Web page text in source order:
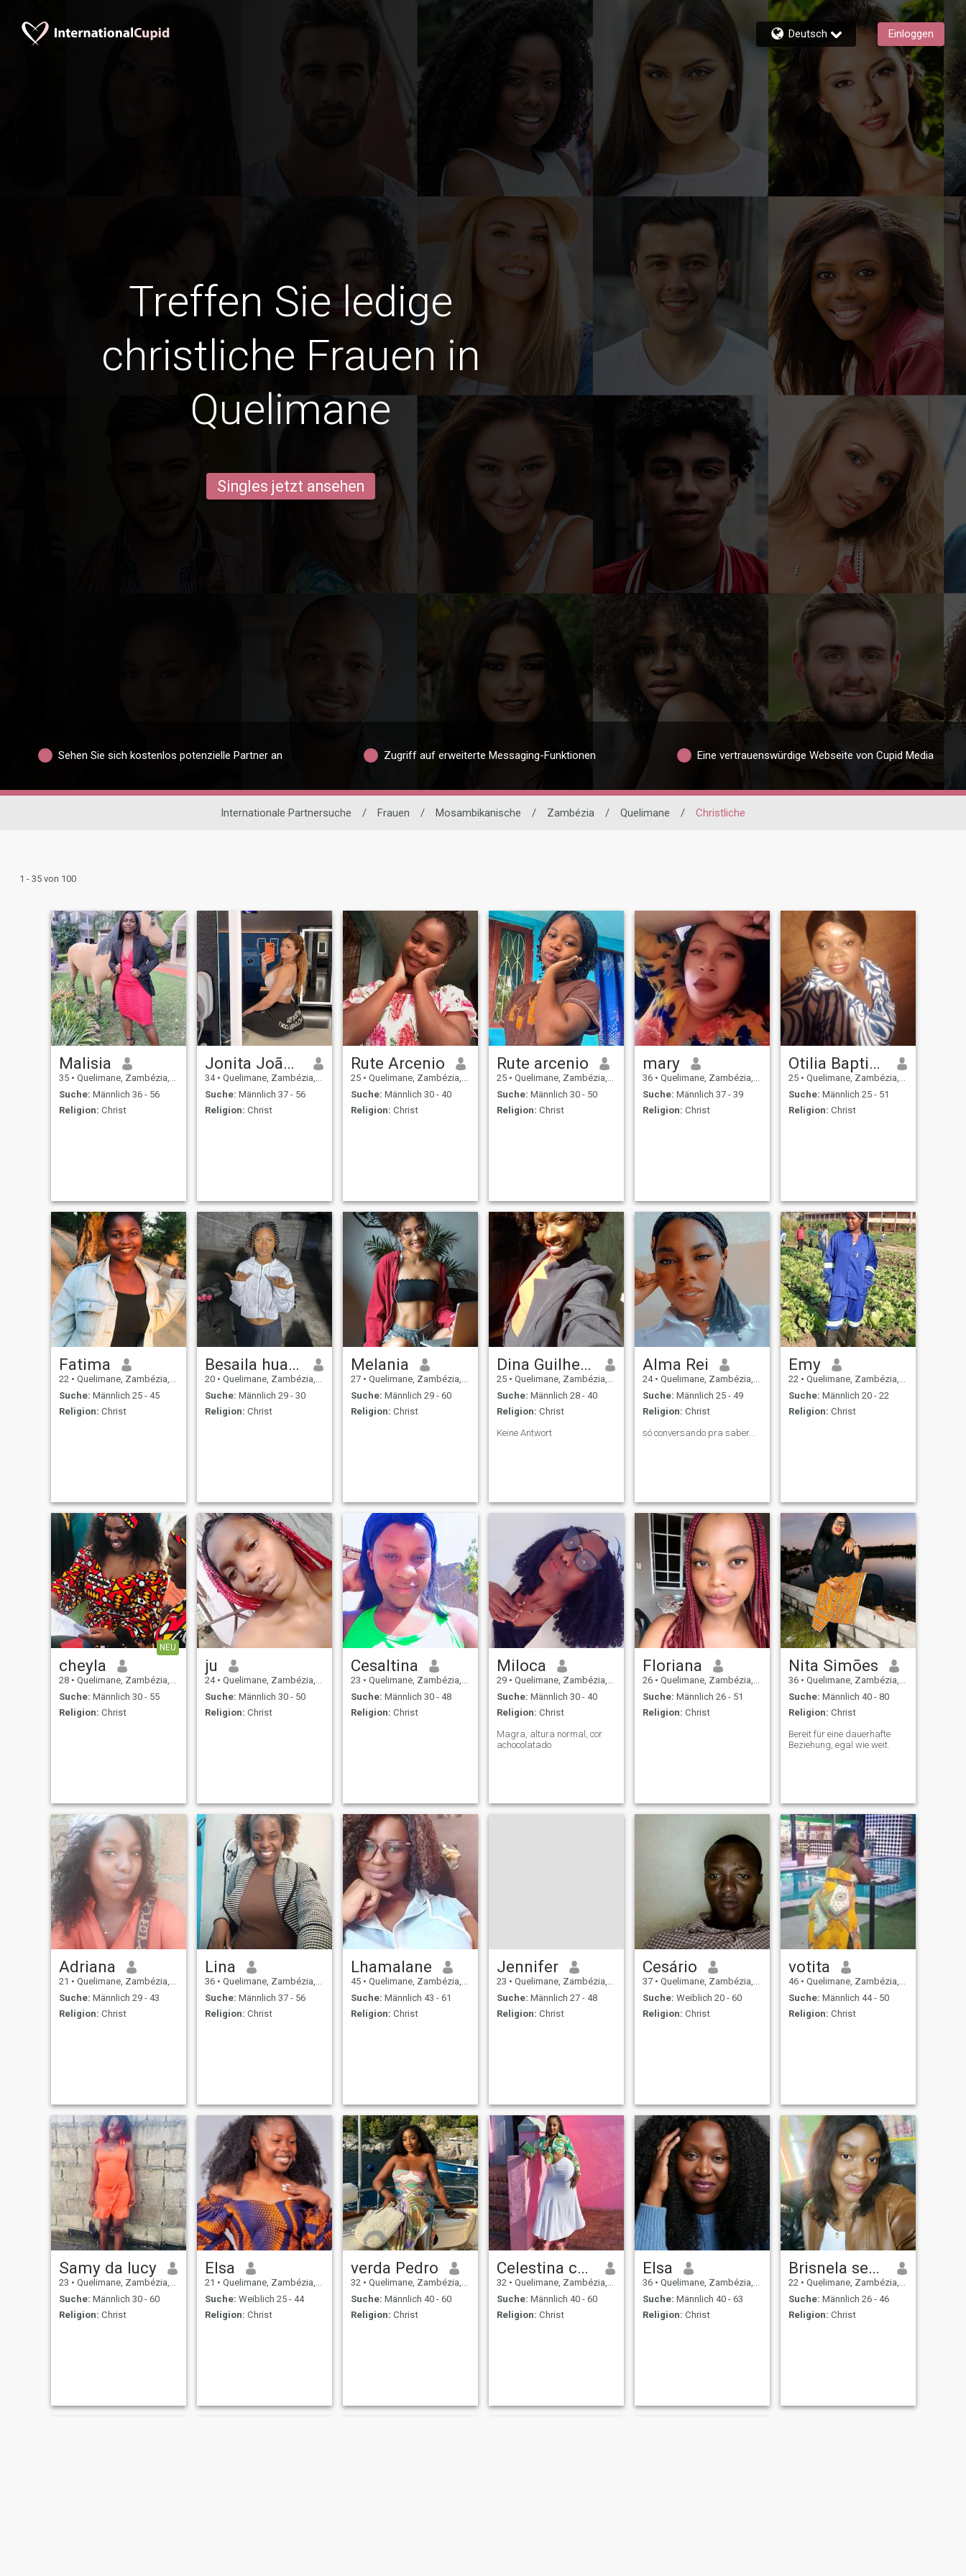
Deutsch Einloggen
Treffen Sie ledige
christliche Frauen in
Quelimane
Singles jetzt ansehen
Sehen Sie sich kostenlos potenzielle Partner an Zugriff auf erweiterte Messaging-Funktionen Eine vertrauenswürdige Webseite von Cupid Media
Internationale Partnersuche / Frauen / Mosambikanische / Zambézia / Quelimane / Christliche
1 - 35 von 100
Malisia
35 • Quelimane, Zambézia, Mosambik
Suche: Männlich 36 - 56
Religion: Christ
Jonita João Amade
34 • Quelimane, Zambézia, Mosambik
Suche: Männlich 37 - 56
Religion: Christ
Rute Arcenio
25 • Quelimane, Zambézia, Mosambik
Suche: Männlich 30 - 40
Religion: Christ
Rute arcenio
25 • Quelimane, Zambézia, Mosambik
Suche: Männlich 30 - 50
Religion: Christ
mary
36 • Quelimane, Zambézia, Mosambik
Suche: Männlich 37 - 39
Religion: Christ
Otilia Baptista
25 • Quelimane, Zambézia, Mosambik
Suche: Männlich 25 - 51
Religion: Christ
Fatima
22 • Quelimane, Zambézia, Mosambik
Suche: Männlich 25 - 45
Religion: Christ
Besaila huamin
20 • Quelimane, Zambézia, Mosambik
Suche: Männlich 29 - 30
Religion: Christ
Melania
27 • Quelimane, Zambézia, Mosambik
Suche: Männlich 29 - 60
Religion: Christ
Dina Guilherme Rui
25 • Quelimane, Zambézia, Mosambik
Suche: Männlich 28 - 40
Religion: Christ
Keine Antwort
Alma Rei
24 • Quelimane, Zambézia, Mosambik
Suche: Männlich 25 - 49
Religion: Christ
só conversando pra saber...
Emy
22 • Quelimane, Zambézia, Mosambik
Suche: Männlich 20 - 22
Religion: Christ
NEU
cheyla
28 • Quelimane, Zambézia, Mosambik
Suche: Männlich 30 - 55
Religion: Christ
ju
24 • Quelimane, Zambézia, Mosambik
Suche: Männlich 30 - 50
Religion: Christ
Cesaltina
23 • Quelimane, Zambézia, Mosambik
Suche: Männlich 30 - 48
Religion: Christ
Miloca
29 • Quelimane, Zambézia, Mosambik
Suche: Männlich 30 - 40
Religion: Christ
Magra, altura normal, cor
achocolatado
Floriana
26 • Quelimane, Zambézia, Mosambik
Suche: Männlich 26 - 51
Religion: Christ
Nita Simões
36 • Quelimane, Zambézia, Mosambik
Suche: Männlich 40 - 80
Religion: Christ
Bereit für eine dauerhafte
Beziehung, egal wie weit.
Adriana
21 • Quelimane, Zambézia, Mosambik
Suche: Männlich 29 - 43
Religion: Christ
Lina
36 • Quelimane, Zambézia, Mosambik
Suche: Männlich 37 - 56
Religion: Christ
Lhamalane
45 • Quelimane, Zambézia, Mosambik
Suche: Männlich 43 - 61
Religion: Christ
Jennifer
23 • Quelimane, Zambézia, Mosambik
Suche: Männlich 27 - 48
Religion: Christ
Cesário
37 • Quelimane, Zambézia, Mosambik
Suche: Weiblich 20 - 60
Religion: Christ
votita
46 • Quelimane, Zambézia, Mosambik
Suche: Männlich 44 - 50
Religion: Christ
Samy da lucy
23 • Quelimane, Zambézia, Mosambik
Suche: Männlich 30 - 60
Religion: Christ
Elsa
21 • Quelimane, Zambézia, Mosambik
Suche: Weiblich 25 - 44
Religion: Christ
verda Pedro
32 • Quelimane, Zambézia, Mosambik
Suche: Männlich 40 - 60
Religion: Christ
Celestina celestino Namingano
32 • Quelimane, Zambézia, Mosambik
Suche: Männlich 40 - 60
Religion: Christ
Elsa
36 • Quelimane, Zambézia, Mosambik
Suche: Männlich 40 - 63
Religion: Christ
Brisnela sebastiana
22 • Quelimane, Zambézia, Mosambik
Suche: Männlich 26 - 46
Religion: Christ